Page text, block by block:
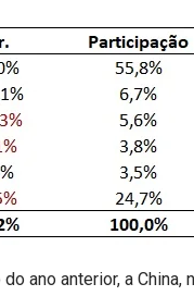
ano anterior, a China,